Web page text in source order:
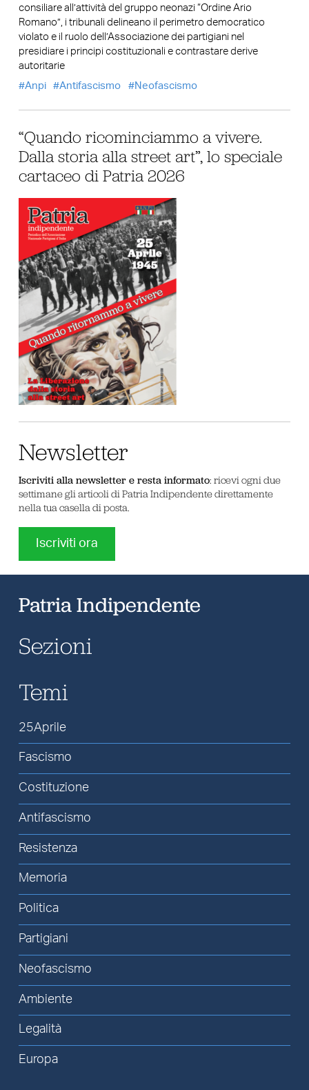
consiliare all’attività del gruppo neonazi “Ordine Ario
Romano”, i tribunali delineano il perimetro democratico
violato e il ruolo dell’Associazione dei partigiani nel
presidiare i principi costituzionali e contrastare derive
autoritarie
Anpi
Antifascismo Neofascismo
“Quando ricominciammo a vivere.
Dalla storia alla street art”, lo speciale
cartaceo di Patria 2026
Newsletter
Iscriviti alla newsletter e resta informato: ricevi ogni due
settimane gli articoli di Patria Indipendente direttamente
nella tua casella di posta.
Iscriviti ora
Patria Indipendente
Sezioni
Temi
25Aprile
Fascismo
Costituzione
Antifascismo
Resistenza
Memoria
Politica
Partigiani
Neofascismo
Ambiente
Legalità
Europa